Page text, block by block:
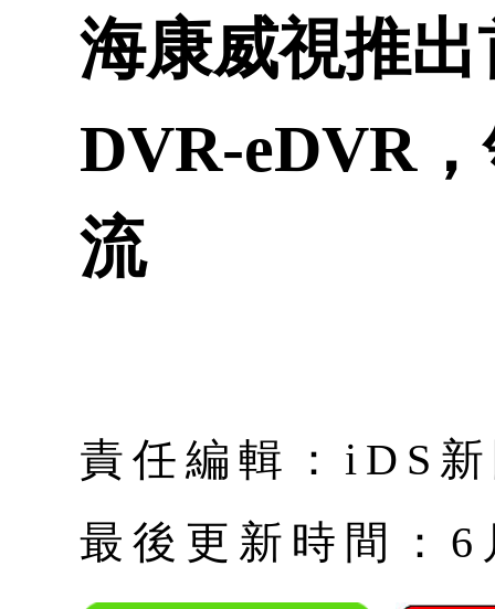
海康威視推出
DVR-eDVR
流
責任編輯：iDS
最後更新時間：